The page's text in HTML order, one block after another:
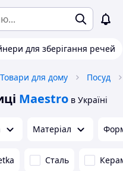
для зберігання речей
Товари для дому Посуд
Maestro в Україні
Матеріал
Сталь